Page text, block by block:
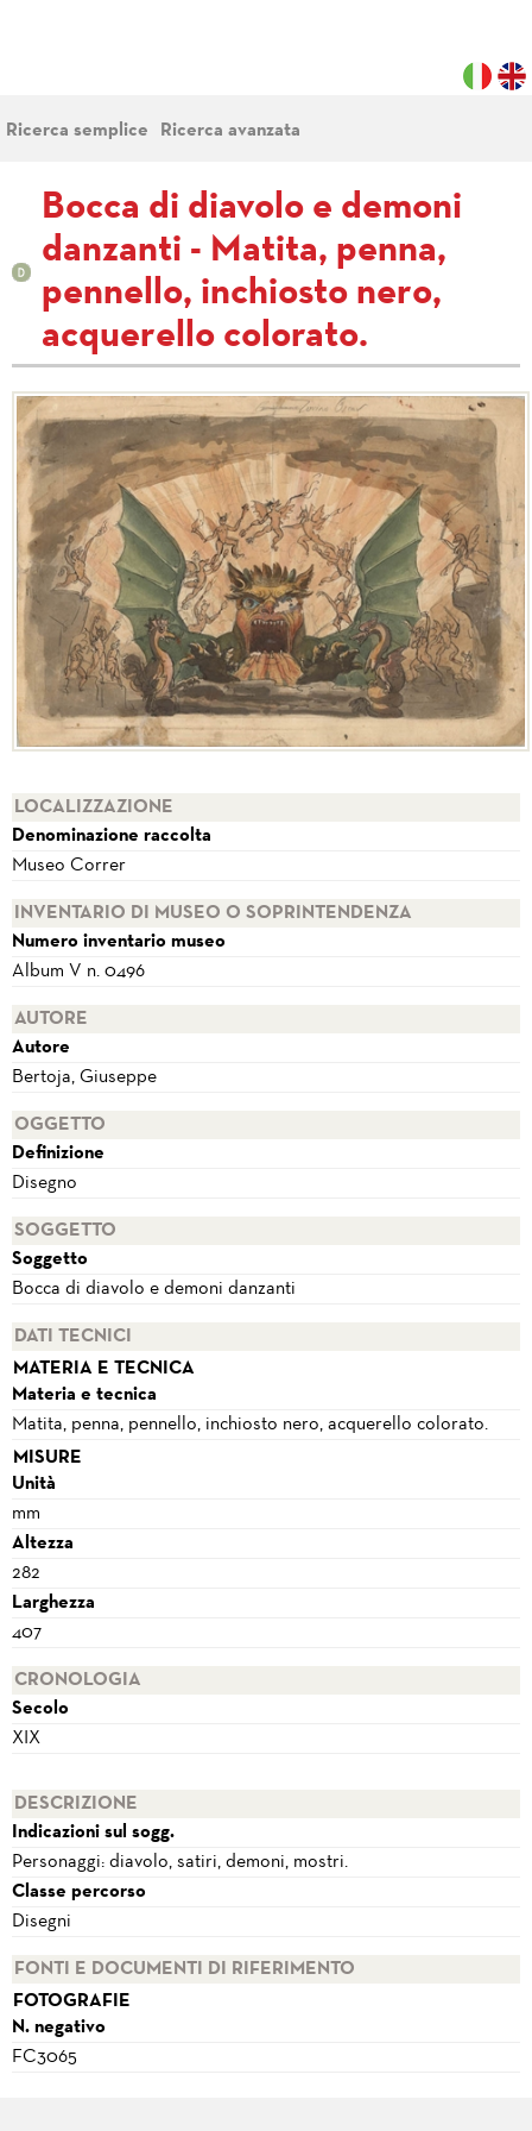
Ricerca semplice Ricerca avanzata
Bocca di diavolo e demoni
danzanti - Matita, penna,
pennello, inchiosto nero,
acquerello colorato.
LOCALIZZAZIONE
Denominazione raccolta
Museo Correr
INVENTARIO DI MUSEO O SOPRINTENDENZA
Numero inventario museo
Album V n. 0496
AUTORE
Autore
Bertoja, Giuseppe
OGGETTO
Definizione
Disegno
SOGGETTO
Soggetto
Bocca di diavolo e demoni danzanti
DATI TECNICI
MATERIA E TECNICA
Materia e tecnica
Matita, penna, pennello, inchiosto nero, acquerello colorato.
MISURE
Unità
mm
Altezza
282
Larghezza
407
CRONOLOGIA
Secolo
XIX
DESCRIZIONE
Indicazioni sul sogg.
Personaggi: diavolo, satiri, demoni, mostri.
Classe percorso
Disegni
FONTI E DOCUMENTI DI RIFERIMENTO
FOTOGRAFIE
N. negativo
FC3065